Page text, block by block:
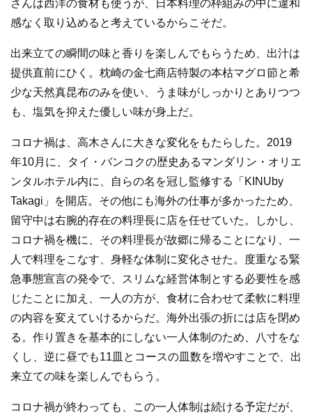
さんは西洋の食材も使うが、日本料理の枠組みの中に違和
感なく取り込めると考えているからこそだ。
出来立ての瞬間の味と香りを楽しんでもらうため、出汁は
提供直前にひく。枕崎の金七商店特製の本枯マグロ節と希
少な天然真昆布のみを使い、うま味がしっかりとありつつ
も、塩気を抑えた優しい味が身上だ。
コロナ禍は、高木さんに大きな変化をもたらした。2019
年10月に、タイ・バンコクの歴史あるマンダリン・オリエ
ンタルホテル内に、自らの名を冠し監修する「KINUby
Takagi」を開店。その他にも海外の仕事が多かったため、
留守中は右腕的存在の料理長に店を任せていた。しかし、
コロナ禍を機に、その料理長が故郷に帰ることになり、一
人で料理をこなす、身軽な体制に変化させた。度重なる緊
急事態宣言の発令で、スリムな経営体制とする必要性を感
じたことに加え、一人の方が、食材に合わせて柔軟に料理
の内容を変えていけるからだ。海外出張の折には店を閉め
る。作り置きを基本的にしない一人体制のため、八寸をな
くし、逆に昼でも11皿とコースの皿数を増やすことで、出
来立ての味を楽しんでもらう。
コロナ禍が終わっても、この一人体制は続ける予定だが、